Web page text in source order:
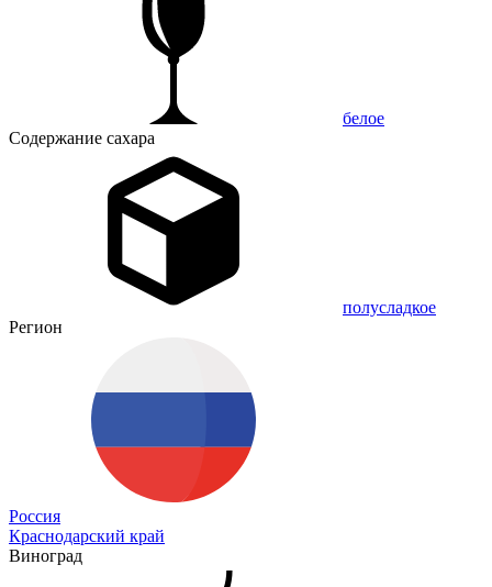
белое
Содержание сахара
полусладкое
Регион
Россия
Краснодарский край
Виноград